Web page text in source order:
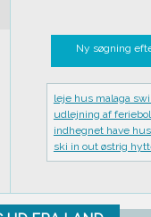
Ny søgning
leje hus malaga
udlejning af
indhegnet have
ski in out østrig